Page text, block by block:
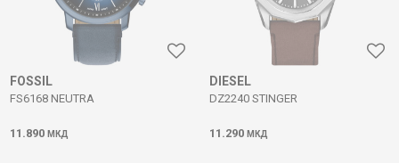
FOSSIL
FS6168 NEUTRA
11.890 МКД
DIESEL
DZ2240 STINGER
11.290 МКД